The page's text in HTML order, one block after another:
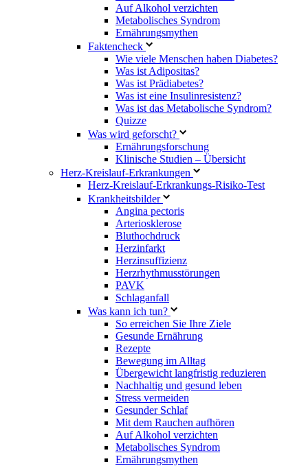
Auf Alkohol verzichten
Metabolisches Syndrom
Ernährungsmythen
Faktencheck
Wie viele Menschen haben Diabetes?
Was ist Adipositas?
Was ist Prädiabetes?
Was ist eine Insulinresistenz?
Was ist das Metabolische Syndrom?
Quizze
Was wird geforscht?
Ernährungsforschung
Klinische Studien – Übersicht
Herz-Kreislauf-Erkrankungen
Herz-Kreislauf-Erkrankungs-Risiko-Test
Krankheitsbilder
Angina pectoris
Arteriosklerose
Bluthochdruck
Herzinfarkt
Herzinsuffizienz
Herzrhythmusstörungen
PAVK
Schlaganfall
Was kann ich tun?
So erreichen Sie Ihre Ziele
Gesunde Ernährung
Rezepte
Bewegung im Alltag
Übergewicht langfristig reduzieren
Nachhaltig und gesund leben
Stress vermeiden
Gesunder Schlaf
Mit dem Rauchen aufhören
Auf Alkohol verzichten
Metabolisches Syndrom
Ernährungsmythen